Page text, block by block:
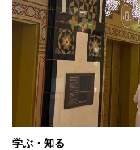
学ぶ・知る